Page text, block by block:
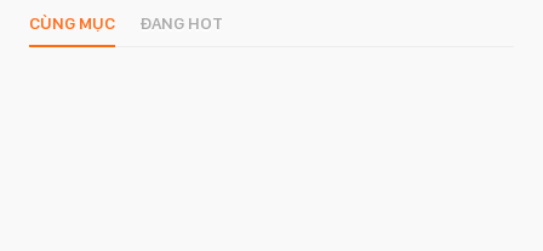
CÙNG MỤC ĐANG HOT